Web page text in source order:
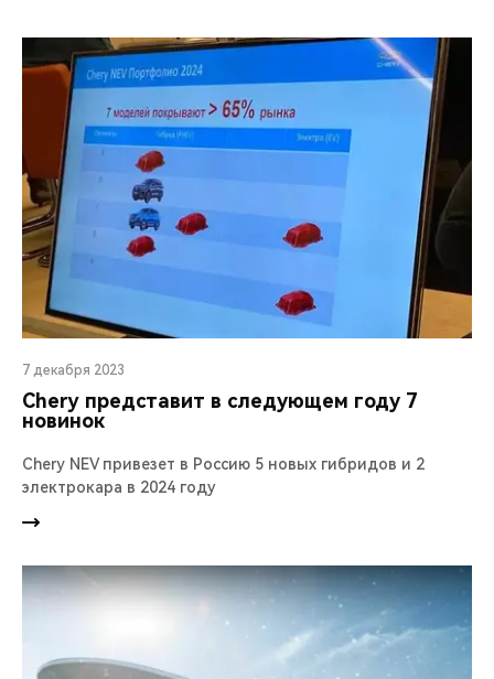
7 декабря 2023
Chery представит в следующем году 7
новинок
Chery NEV привезет в Россию 5 новых гибридов и 2
электрокара в 2024 году